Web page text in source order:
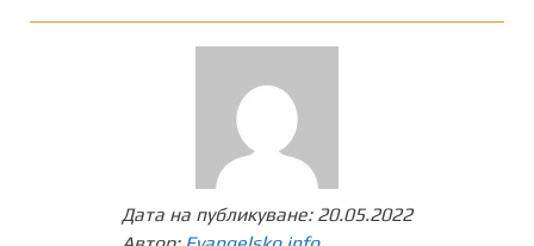
Дата на публикуване: 20.05.2022